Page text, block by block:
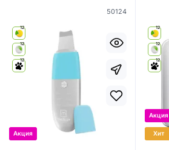
50124
12
12
12
Акция
12
12
12
Акция
Хит